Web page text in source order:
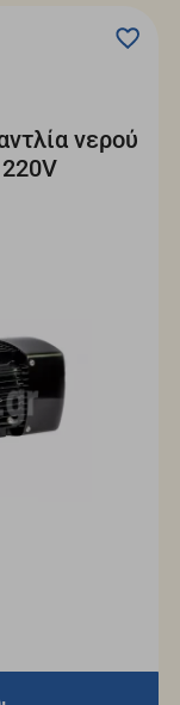
νερού